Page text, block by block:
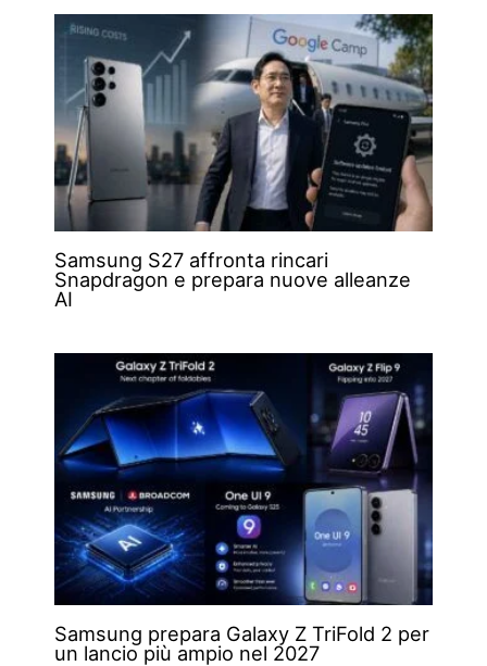
Samsung S27 affronta rincari
Snapdragon e prepara nuove alleanze
AI
Samsung prepara Galaxy Z TriFold 2 per
un lancio più ampio nel 2027